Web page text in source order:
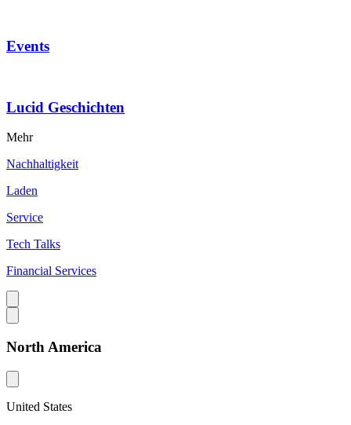
Events
Lucid Geschichten
Mehr
Nachhaltigkeit
Laden
Service
Tech Talks
Financial Services
North America
United States